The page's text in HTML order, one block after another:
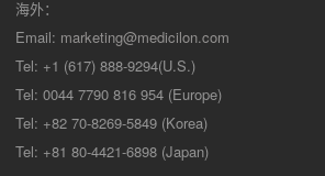
海外：
Email: marketing@medicilon.com
Tel: +1 (617) 888-9294(U.S.)
Tel: 0044 7790 816 954 (Europe)
Tel: +82 70-8269-5849 (Korea)
Tel: +81 80-4421-6898 (Japan)